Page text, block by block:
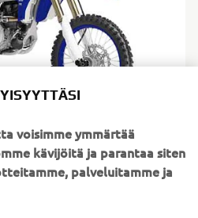
>>>
voisimme ymmärtää
kävijöitä ja parantaa siten
-sivustolla